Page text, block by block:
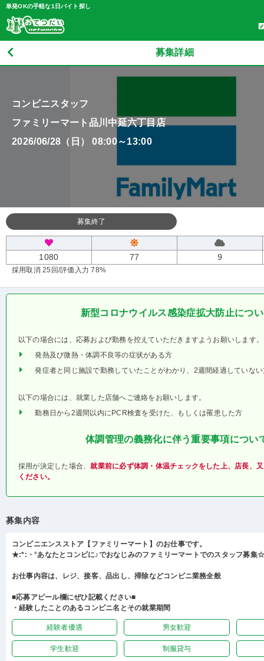
単発OKの手軽な1日バイト探し
募集詳細
コンビニスタッフ
ファミリーマート品川中延六丁目店
2026/06/28（日） 08:00～13:00
募集終了
1080 77 9
採用取消 25回/評価入力 78%
新型コロナウイルス感染症拡大防止につ
以下の場合には、応募および勤務を控えていただきますようお願いします。
発熱及び微熱・体調不良等の症状がある方
発症者と同じ施設で勤務していたことがわかり、2週間経過していな
以下の場合には、就業した店舗へご連絡をお願いします。
勤務日から2週間以内にPCR検査を受けた、もしくは罹患した方
体調管理の義務化に伴う重要事項につい
採用が決定した場合、就業前に必ず体調・体温チェックをした上、店長、
ください。
募集内容
コンビニエンスストア【ファミリーマート】のお仕事です。
★:*:・°あなたとコンビに♪でおなじみのファミリーマートでのスタッフ募集
お仕事内容は、レジ、接客、品出し、掃除などコンビニ業務全般
■応募アピール欄にぜひ記載ください■
・経験したことのあるコンビニ名とその就業期間
経験者優遇 男女歓迎
学生歓迎 制服貸与